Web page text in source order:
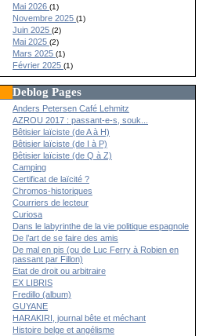
Mai 2026(1)
Novembre 2025(1)
Juin 2025(2)
Mai 2025(2)
Mars 2025(1)
Février 2025(1)
Deblog Pages
Anders Petersen Café Lehmitz
AZROU 2017 : passant-e-s, souk...
Bêtisier laïciste (de A à H)
Bêtisier laïciste (de I à P)
Bêtisier laïciste (de Q à Z)
Camping
Certificat de laïcité ?
Chromos-historiques
Courriers de lecteur
Curiosa
Dans le labyrinthe de la vie politique espagnole
De l’art de se faire des amis
De mal en pis (ou de Luc Ferry à Robien en
passant par Fillon)
Etat de droit ou arbitraire
EX LIBRIS
Fredillo (album)
GUYANE
HARAKIRI, journal bête et méchant
Histoire belge et angélisme